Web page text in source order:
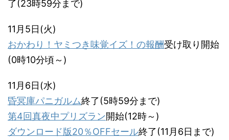
了(23時59分まで)
11月5日(火)
おかわり！ヤミつき味覚イズ！の報酬受け取り開始
(0時10分頃～)
11月6日(水)
昏冥庫パニガルム終了(5時59分まで)
第4回真夜中プリズラン開始(12時～)
ダウンロード版20％OFFセール終了(11月6日まで)